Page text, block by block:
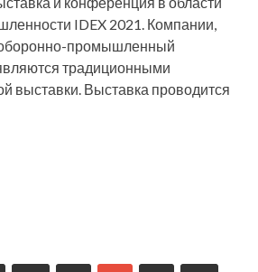
IDEX 2021. Компании,
промышленный
традиционными
выставки. Выставка проводится